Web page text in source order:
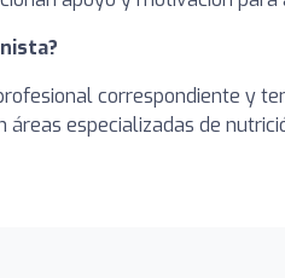
correspondiente y
especializadas de